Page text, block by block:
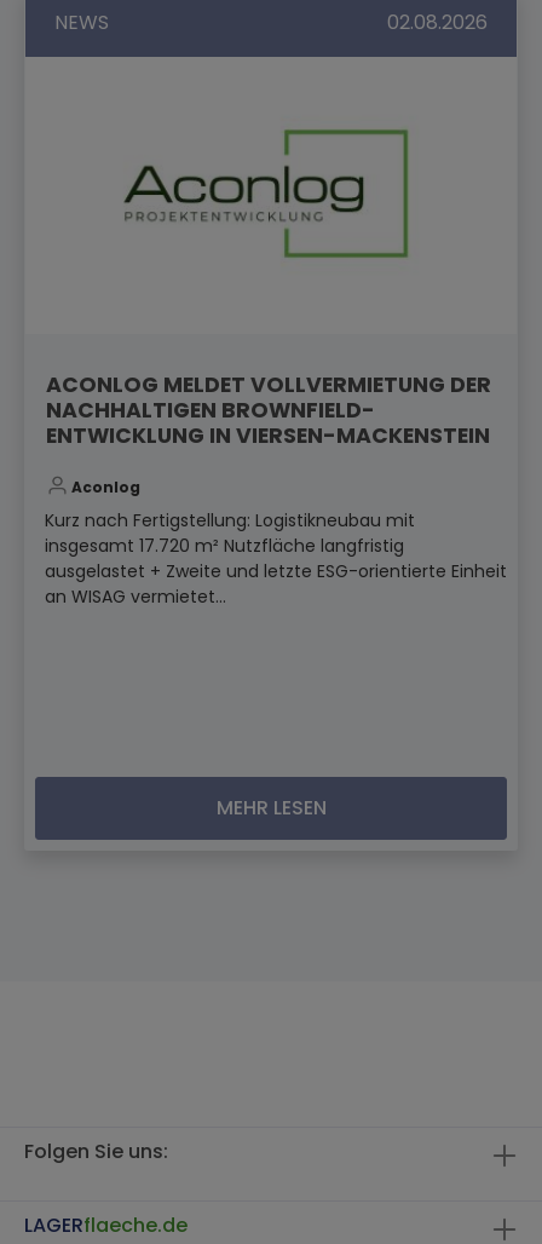
NEWS 02.08.2026
ACONLOG MELDET VOLLVERMIETUNG DER
NACHHALTIGEN BROWNFIELD-
ENTWICKLUNG IN VIERSEN-MACKENSTEIN
Aconlog
Kurz nach Fertigstellung: Logistikneubau mit
insgesamt 17.720 m² Nutzfläche langfristig
ausgelastet + Zweite und letzte ESG-orientierte Einheit
an WISAG vermietet...
MEHR LESEN
Folgen Sie uns:
LAGERflaeche.de